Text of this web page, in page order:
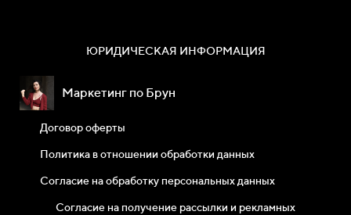
ЮРИДИЧЕСКАЯ ИНФОРМАЦИЯ
Маркетинг по Брун
Договор оферты
Политика в отношении обработки данных
Согласие на обработку персональных данных
Согласие на получение рассылки и рекламных